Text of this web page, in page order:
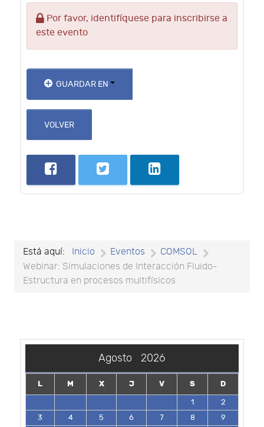
Por favor, identifíquese para inscribirse a
este evento
GUARDAR EN
VOLVER
Está aquí: Inicio Eventos
COMSOL
Webinar: Simulaciones de Interacción Fluido-
Estructura en procesos multifísicos
Agosto 2026
L M X J V S
D
1
2
3
4 5 6 7 8
9